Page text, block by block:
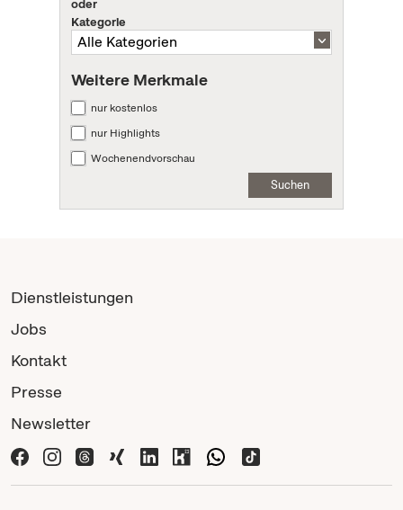
oder
Kategorie
Weitere Merkmale
nur kostenlos
nur Highlights
Wochenendvorschau
Suchen
Dienstleistungen
Jobs
Kontakt
Presse
Newsletter